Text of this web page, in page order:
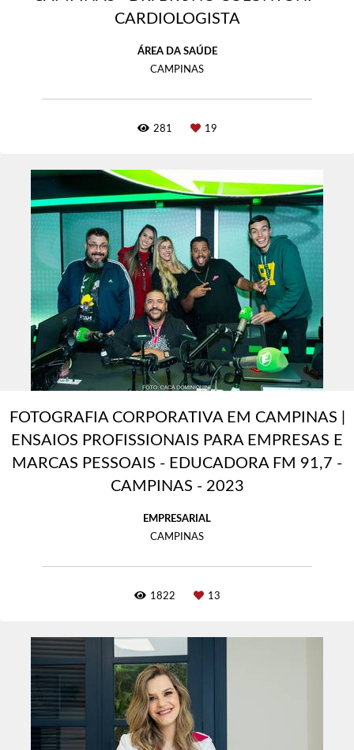
CARDIOLOGISTA
ÁREA DA SAÚDE
CAMPINAS
281 19
FOTOGRAFIA CORPORATIVA EM CAMPINAS |
ENSAIOS PROFISSIONAIS PARA EMPRESAS E
MARCAS PESSOAIS - EDUCADORA FM 91,7 -
CAMPINAS - 2023
EMPRESARIAL
CAMPINAS
1822 13